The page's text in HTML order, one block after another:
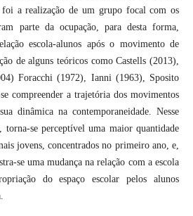
a realização de um grupo focal com os
parte da ocupação, para desta forma,
escola-alunos após o movimento de
de alguns teóricos como Castells (2013),
Foracchi (1972), Ianni (1963), Sposito
compreender a trajetória dos movimentos
dinâmica na contemporaneidade. Nesse
torna-se perceptível uma maior quantidade
jovens, concentrados no primeiro ano, e,
se uma mudança na relação com a escola
do espaço escolar pelos alunos